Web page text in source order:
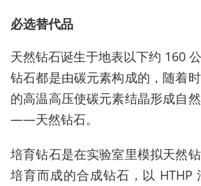
必选替代品
天然钻石诞生于地表以下约 160
钻石都是由碳元素构成的，随着
的高温高压使碳元素结晶形成自
——天然钻石。
培育钻石是在实验室里模拟天然
培育而成的合成钻石，以 HTHP